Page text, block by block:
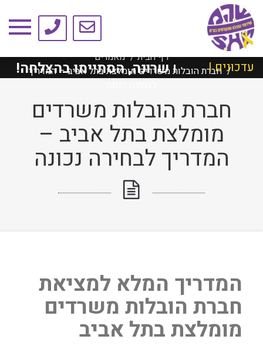
טיפים ומאמרים
דף הבית
מאמרים
חברת הובלות משרדים מומלצת בתל אביב – המדריךעדכונים |שרונה, הסתיימו בהצלחה!
חברת הובלות משרדים
מומלצת בתל אביב –
המדריך לבחירה נכונה
המדריך המלא למציאת
חברת הובלות משרדים
מומלצת בתל אביב